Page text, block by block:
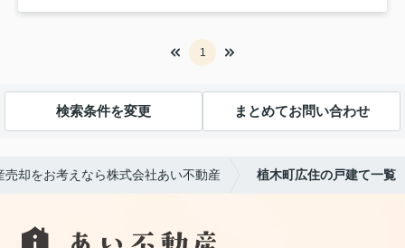
1
検索条件を変更 まとめてお問い合わせ
売却をお考えなら株式会社あい不動産 植木町広住の戸建て一覧